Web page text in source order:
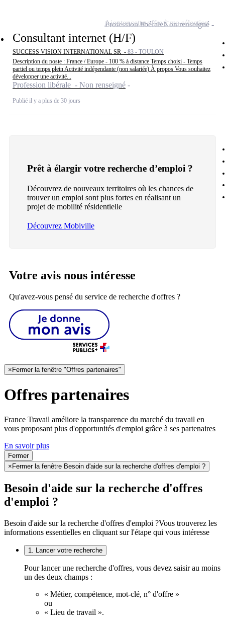
Consultant internet (H/F)
SUCCESS VISION INTERNATIONAL SR - 83 - TOULON
Description du poste : France / Europe - 100 % à distance Temps choisi - Temps
partiel ou temps plein Activité indépendante (non salariée) À propos Vous souhaitez
développer une activité...
Profession libérale - Non renseigné
Publié il y a plus de 30 jours
Profession libéraleNon renseigné
Ajouter cette offre à ma sélection
Prêt à élargir votre recherche d’emploi ?
Découvrez de nouveaux territoires où les chances de
trouver un emploi sont plus fortes en réalisant un
projet de mobilité résidentielle
Découvrez Mobiville
Votre avis nous intéresse
Qu'avez-vous pensé du service de recherche d'offres ?
× Fermer la fenêtre "Offres partenaires"
Offres partenaires
France Travail améliore la transparence du marché du travail en
vous proposant plus d'opportunités d'emploi grâce à ses partenaires
En savoir plus
Fermer
× Fermer la fenêtre Besoin d'aide sur la recherche d'offres d'emploi ?
Besoin d'aide sur la recherche d'offres
d'emploi ?
Besoin d'aide sur la recherche d'offres d'emploi ?Vous trouverez les
informations essentielles en cliquant sur l'étape qui vous intéresse
1. Lancer votre recherche
Pour lancer une recherche d'offres, vous devez saisir au moins
un des deux champs :
« Métier, compétence, mot-clé, n° d'offre »
ou
« Lieu de travail ».